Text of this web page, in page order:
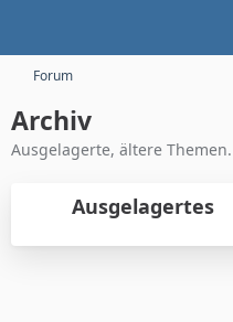
Forum
Archiv
Ausgelagerte, ältere Themen.
Ausgelagertes